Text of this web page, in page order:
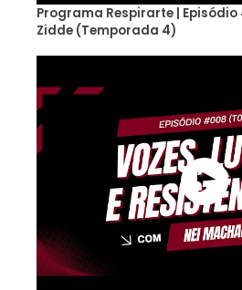
Programa Respirarte |
Zidde (Temporada 4)